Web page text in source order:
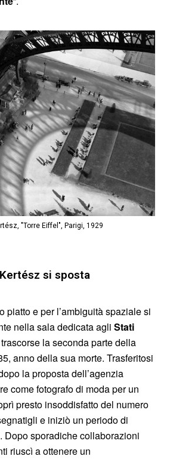
"Torre Eiffel", Parigi, 1929
si sposta
piatto e per l’ambiguità spaziale si
nella sala dedicata agli Stati
la seconda parte della
anno della sua morte. Trasferitosi
la proposta dell’agenzia
come fotografo di moda per un
presto insoddisfatto del numero
e iniziò un periodo di
Dopo sporadiche collaborazioni
riuscì a ottenere un